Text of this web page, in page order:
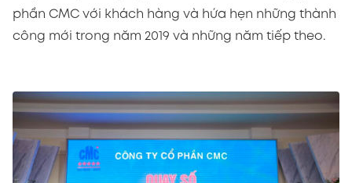
phần CMC với khách hàng và hứa hẹn những thành
công mới trong năm 2019 và những năm tiếp theo.